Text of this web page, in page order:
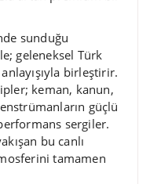
sunduğu
geleneksel Türk
birleştirir.
keman, kanun,
güçlü
sergiler.
bu canlı
tamamen